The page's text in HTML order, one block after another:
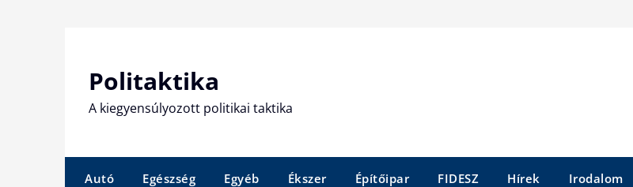
Politaktika
A kiegyensúlyozott politikai taktika
Autó Egészség Egyéb Ékszer Építőipar FIDESZ Hírek Irodalom